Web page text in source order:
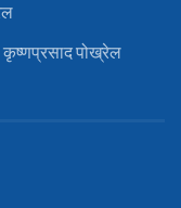
पोख्रेल